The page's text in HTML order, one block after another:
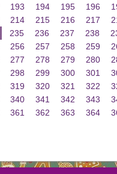
193 194 195 196
214 215 216 217
235 236 237 238
256 257 258 259
277 278 279 280
298 299 300 301
319 320 321 322
340 341 342 343
361 362 363 364